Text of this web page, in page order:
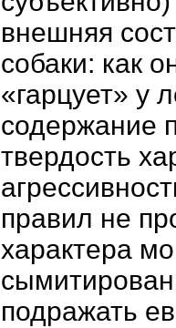
внешняя
собаки: как
«гарцует» у
содержание
твердость
правил не
характера
подражать